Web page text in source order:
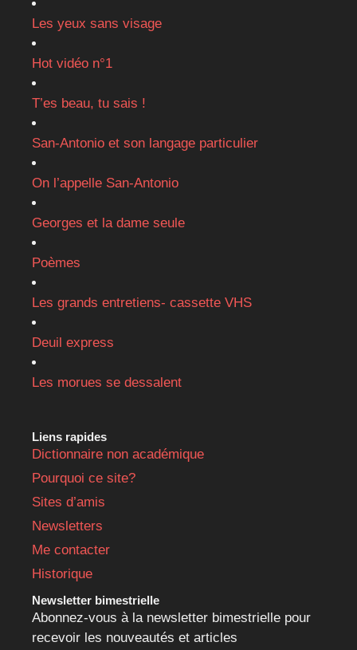
Les yeux sans visage
Hot vidéo n°1
T’es beau, tu sais !
San-Antonio et son langage particulier
On l’appelle San-Antonio
Georges et la dame seule
Poèmes
Les grands entretiens- cassette VHS
Deuil express
Les morues se dessalent
Liens rapides
Dictionnaire non académique
Pourquoi ce site?
Sites d’amis
Newsletters
Me contacter
Historique
Newsletter bimestrielle
Abonnez-vous à la newsletter bimestrielle pour
recevoir les nouveautés et articles